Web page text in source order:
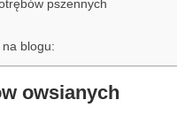
pszennych
blogu:
owsianych